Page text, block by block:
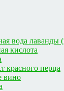
вода лаванды
кислота
красного перца
вино